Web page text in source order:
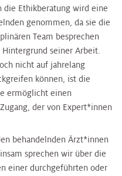
die Ethikberatung wird eine
genommen, da sie die
Team besprechen
Hintergrund seiner Arbeit.
nicht auf jahrelang
können, ist die
ermöglicht einen
der von Expert*innen
behandelnden Ärzt*innen
sprechen wir über die
einer durchgeführten oder